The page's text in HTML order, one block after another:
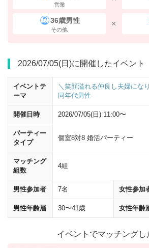
営業
36歳男性
その他
2026/07/05(日)に開催したイベント
イベントテ
ーマ
＼笑顔溢れる仲良し夫婦にな
同年代男性
開催日時 2026/07/05(日) 11:00〜
パーティー
タイプ
個室8対8 婚活パーティー
マッチング
組数
4組
男性参加者 7名 女性参加
男性年齢層 30〜41歳 女性年齢
イベントでマッチングし